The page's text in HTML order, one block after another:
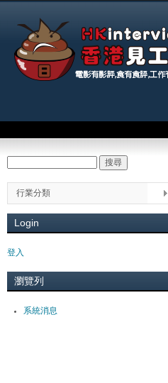
行業分類
Login
登入
瀏覽列
系統消息